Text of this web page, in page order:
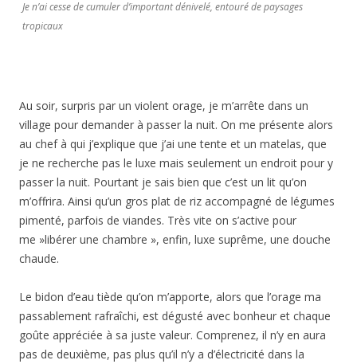
Je n’ai cesse de cumuler d’important dénivelé, entouré de paysages
tropicaux
Au soir, surpris par un violent orage, je m’arrête dans un
village pour demander à passer la nuit. On me présente alors
au chef à qui j’explique que j’ai une tente et un matelas, que
je ne recherche pas le luxe mais seulement un endroit pour y
passer la nuit. Pourtant je sais bien que c’est un lit qu’on
m’offrira. Ainsi qu’un gros plat de riz accompagné de légumes
pimenté, parfois de viandes. Très vite on s’active pour
me »libérer une chambre », enfin, luxe suprême, une douche
chaude.
Le bidon d’eau tiède qu’on m’apporte, alors que l’orage ma
passablement rafraîchi, est dégusté avec bonheur et chaque
goûte appréciée à sa juste valeur. Comprenez, il n’y en aura
pas de deuxième, pas plus qu’il n’y a d’électricité dans la